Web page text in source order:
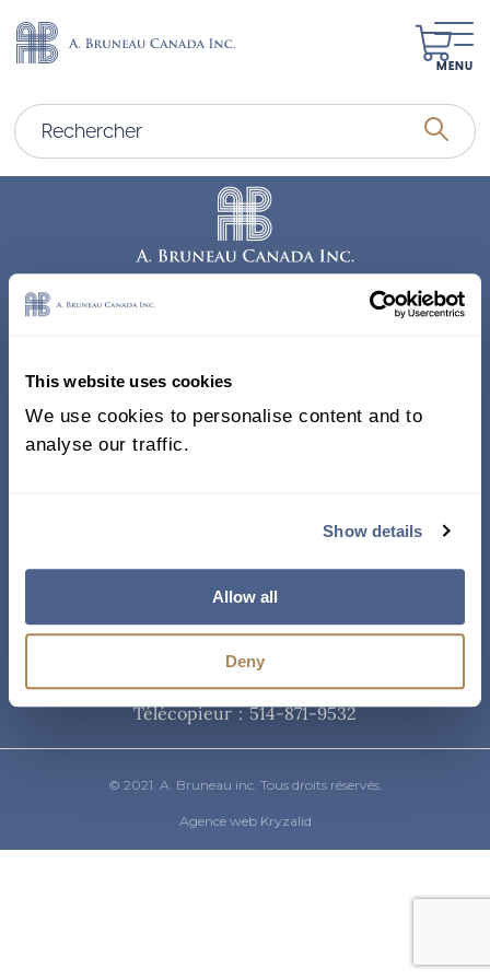
This website uses cookies
We use cookies to personalise content and to
analyse our traffic.
Show details
Allow all
Deny
MENU
338, Rue Saint-Antoine E.
Bureau 011, Montréal QC
H2Y 1A3 Canada
Téléphone
514-871-9821/ 1-800-361-8487
Télécopieur : 514-871-9532
© 2021. A. Bruneau inc. Tous droits réservés.
Agence web Kryzalid